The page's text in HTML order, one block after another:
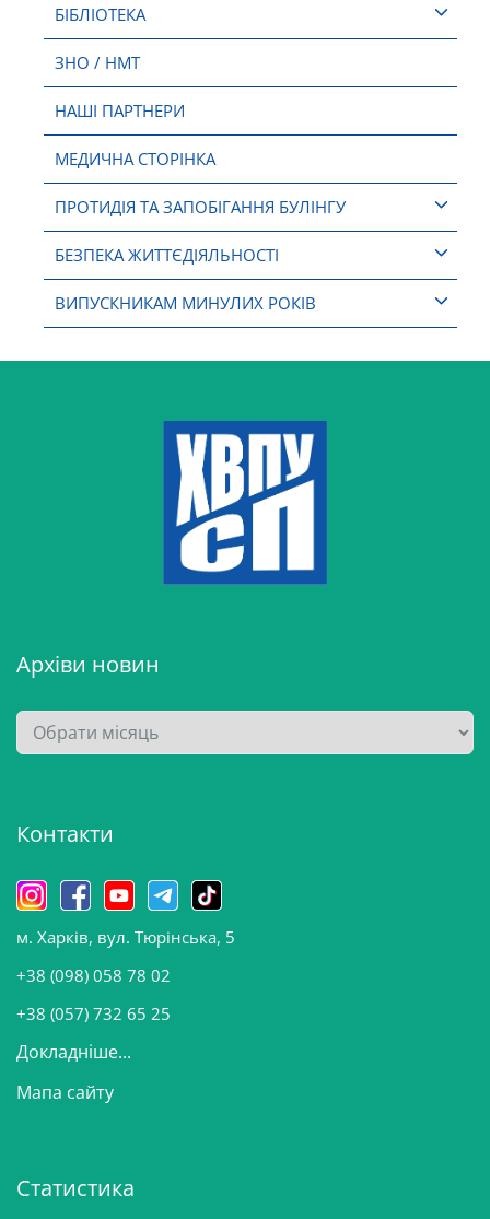
БІБЛІОТЕКА
ЗНО / НМТ
НАШІ ПАРТНЕРИ
МЕДИЧНА СТОРІНКА
ПРОТИДІЯ ТА ЗАПОБІГАННЯ БУЛІНГУ
БЕЗПЕКА ЖИТТЄДІЯЛЬНОСТІ
ВИПУСКНИКАМ МИНУЛИХ РОКІВ
Архіви новин
А
р
в
н
о
в
и
Контакти
м. Харків, вул. Тюрінська, 5
+38 (098) 058 78 02
+38 (057) 732 65 25
Докладніше...
Мапа сайту
Статистика